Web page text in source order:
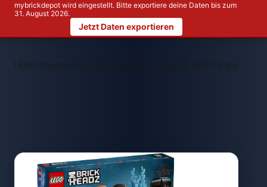
mybrickdepot wird eingestellt. Bitte exportiere deine Daten bis zum
31. August 2026.
Jetzt Daten exportieren
LEGO Themen > LEGO 40677 Figuren